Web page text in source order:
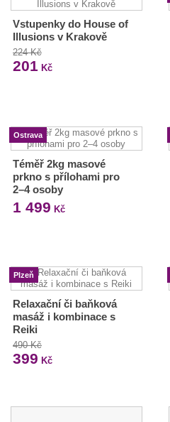
Vstupenky do House of
Illusions v Krakově
224 Kč
201 Kč
Ostrava
Téměř 2kg masové
prkno s přílohami pro
2–4 osoby
1 499 Kč
Plzeň
Relaxační či baňková
masáž i kombinace s
Reiki
490 Kč
399 Kč